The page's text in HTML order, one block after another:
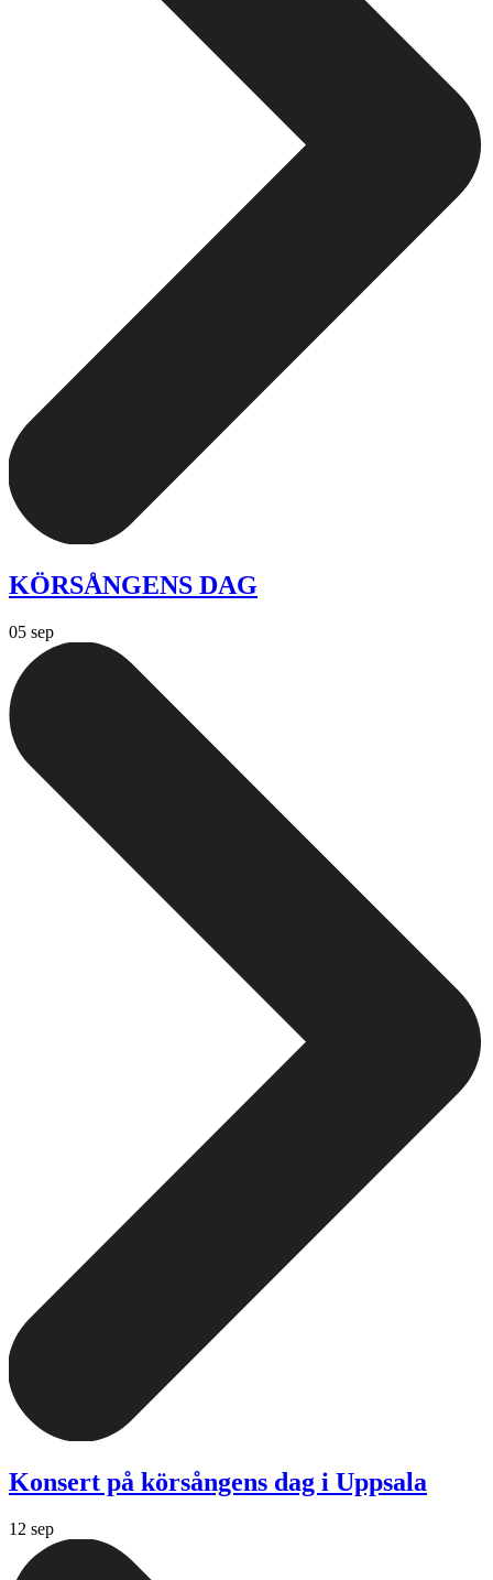
KÖRSÅNGENS DAG
05 sep
Konsert på körsångens dag i Uppsala
12 sep